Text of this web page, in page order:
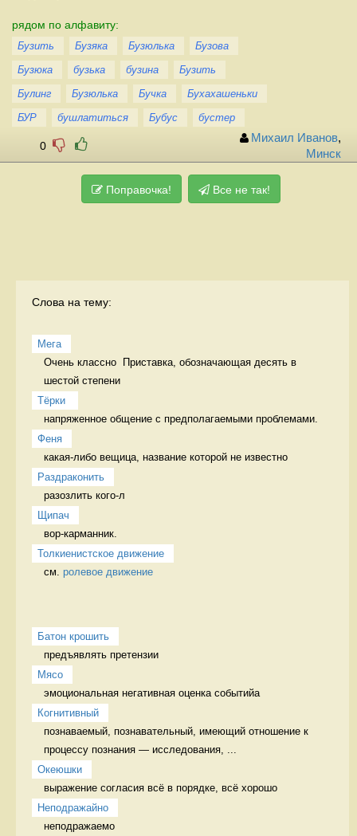
рядом по алфавиту:
Бузить Бузяка Бузюлька
Бузова
Бузюка
бузька бузина
Бузить
Булинг
Бузюлька Бучка
Бухахашеньки
БУР
бушлатиться Бубус бустер
0
Михаил Иванов,
Минск
Поправочка! Все не так!
Слова на тему:
Мега
Очень классно  Приставка, обозначающая десять в
шестой степени
Тёрки
напряженное общение с предполагаемыми проблемами.
Феня
какая-либо вещица, название которой не известно
Раздраконить
разозлить кого-л
Щипач
вор-карманник.
Толкиенистское движение
см. ролевое движение
Батон крошить
предъявлять претензии
Мясо
эмоциональная негативная оценка событийа
Когнитивный
познаваемый, познавательный, имеющий отношение к
процессу познания — исследования, ...
Океюшки
выражение согласия всё в порядке, всё хорошо
Неподражайно
неподражаемо